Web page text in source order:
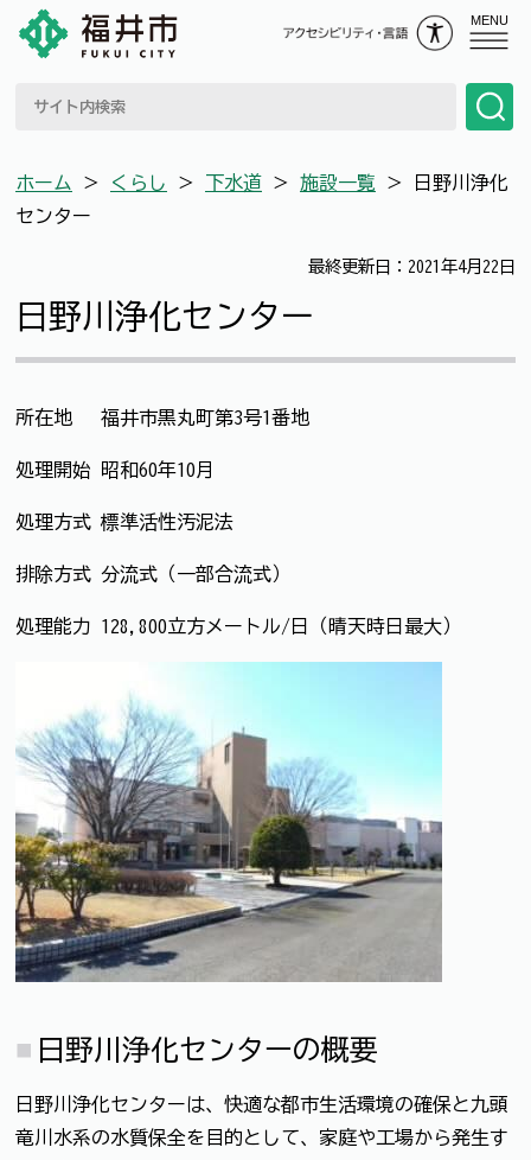
MENU
ホーム ＞ くらし ＞ 下水道 ＞ 施設一覧 ＞
日野川浄化
センター
最終更新日：2021年4月22日
日野川浄化センター
所在地 福井市黒丸町第3号1番地
処理開始 昭和60年10月
処理方式 標準活性汚泥法
排除方式 分流式（一部合流式）
処理能力 128,800立方メートル/日（晴天時日最大）
日野川浄化センターの概要
日野川浄化センターは、快適な都市生活環境の確保と九頭
竜川水系の水質保全を目的として、家庭や工場から発生す